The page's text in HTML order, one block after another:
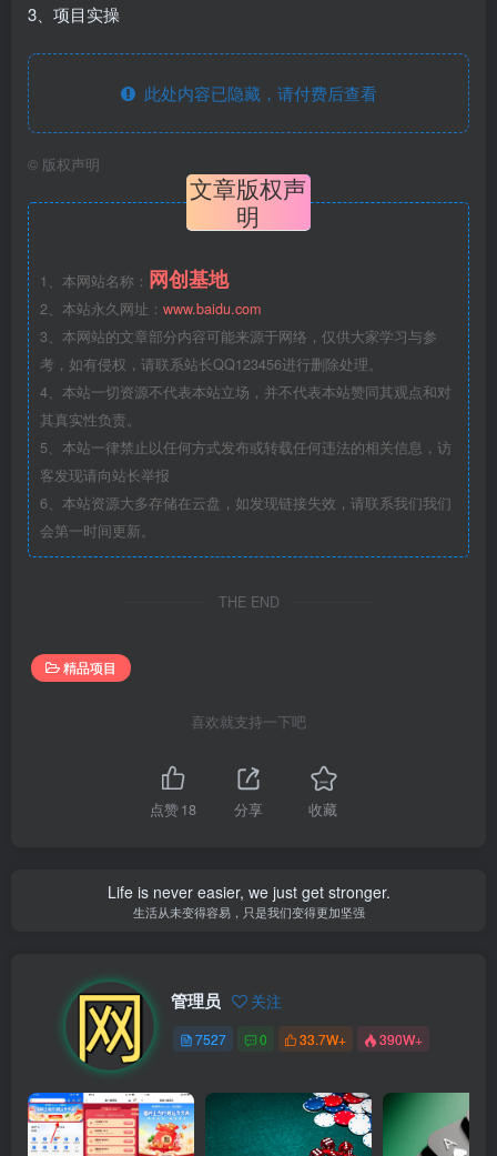
3、项目实操
此处内容已隐藏，请付费后查看
© 版权声明
文章版权声
明
1、本网站名称： 网创基地
2、本站永久网址： www.baidu.com
3、本网站的文章部分内容可能来源于网络，仅供大家学习与参
考，如有侵权，请联系站长QQ123456进行删除处理。
4、本站一切资源不代表本站立场，并不代表本站赞同其观点和对
其真实性负责。
5、本站一律禁止以任何方式发布或转载任何违法的相关信息，访
客发现请向站长举报
6、本站资源大多存储在云盘，如发现链接失效，请联系我们我们
会第一时间更新。
THE END
精品项目
喜欢就支持一下吧
点赞18 分享 收藏
Life is never easier, we just get stronger.
生活从未变得容易，只是我们变得更加坚强
管理员 关注
7527 0 33.7W+ 390W+